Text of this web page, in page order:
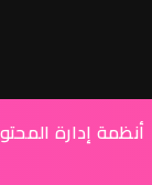
أنظمة إدارة